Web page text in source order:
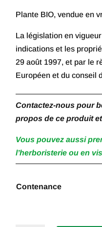
Plante BIO, vendue en
La législation en
indications et les
29 août 1997, et par le
Européen et du conseil
Contactez-nous pour
propos de ce produit
Vous pouvez aussi
l’herboristerie ou en
Contenance